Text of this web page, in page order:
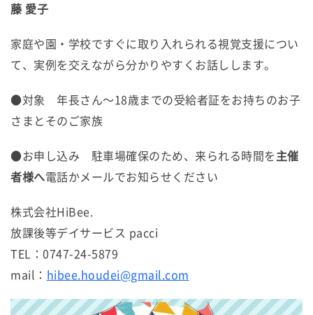
藤 愛子
家庭や園・学校ですぐに取り入れられる視覚支援につい
て、実例を交えながら分かりやすくお話しします。
●対象 年長さん～18歳までの受給者証をお持ちのお子
さまとそのご家族
●お申し込み 駐車場確保のため、来られる時間を主催
者様へ電話かメールでお知らせください
株式会社HiBee.
放課後等デイサービス pacci
TEL：0747-24-5879
mail： hibee.houdei@gmail.com